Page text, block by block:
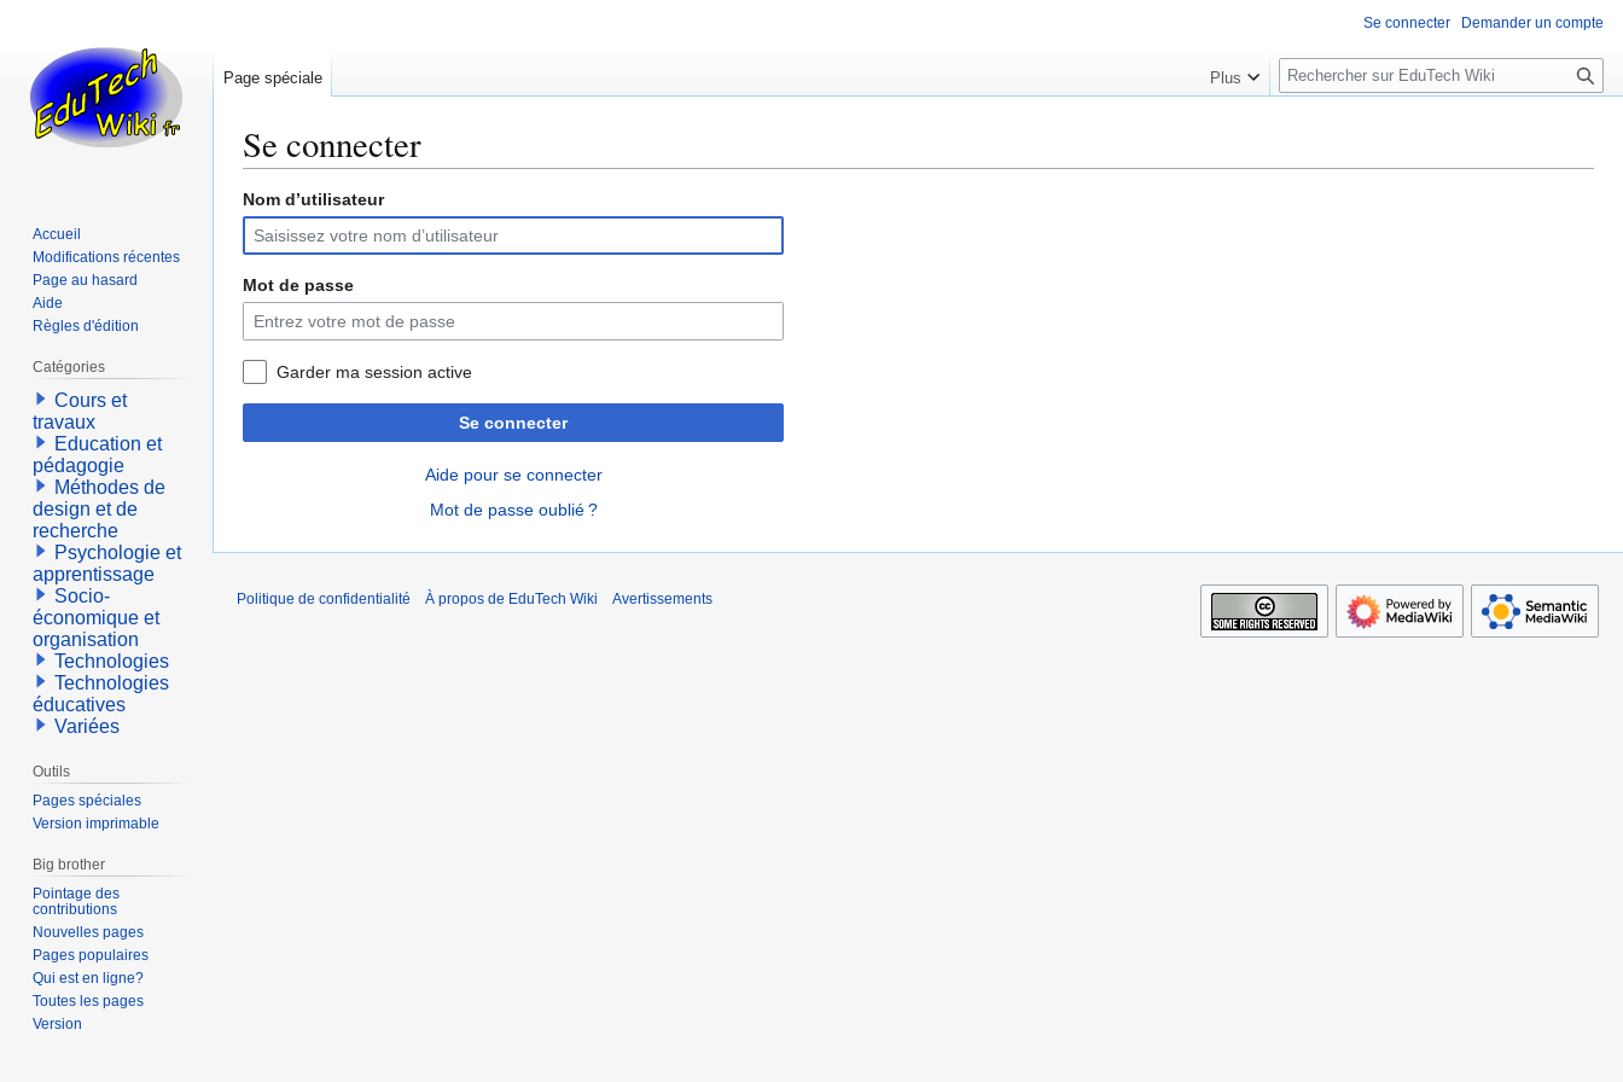
Se connecter
Aller
la
navigation
Aller
la
recherche
Nom d’utilisateur
Mot de passe
Garder ma session active
Se connecter
Aide pour se connecter
Mot de passe oublié ?
Se connecter Demander un compte
Page spéciale Plus
R
e
e
Accueil
Modifications récentes
Page au hasard
Aide
Règles d'édition
Catégories
Cours et
travaux
Education et
pédagogie
Méthodes de
design et de
recherche
Psychologie et
apprentissage
Socio-
économique et
organisation
Technologies
Technologies
éducatives
Variées
Outils
Pages spéciales
Version imprimable
Big brother
Pointage des
contributions
Nouvelles pages
Pages populaires
Qui est en ligne?
Toutes les pages
Version
Politique de confidentialité À propos de EduTech Wiki Avertissements